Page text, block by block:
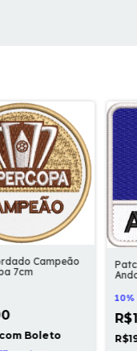
Campeão
7cm
com Boleto
10%